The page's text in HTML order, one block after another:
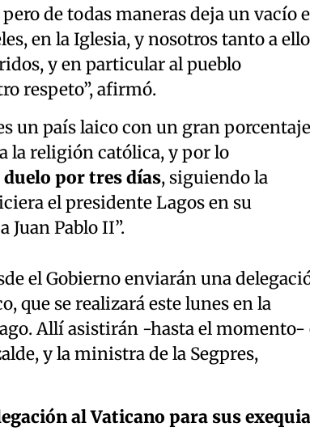
de todas maneras deja un vacío
en la Iglesia, y nosotros tanto a
y en particular al pueblo
respeto”, afirmó.
un país laico con un gran porcentaje
la religión católica, y por lo
por tres días, siguiendo la
el presidente Lagos en su
Pablo II”.
el Gobierno enviarán una
que se realizará este lunes en la
Allí asistirán -hasta el momento-
y la ministra de la Segpres,
al Vaticano para sus